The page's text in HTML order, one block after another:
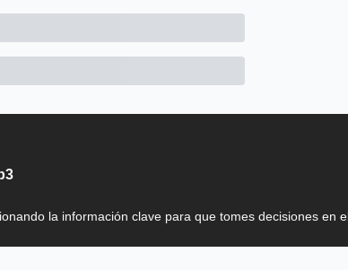
la información clave para que tomes decisiones en